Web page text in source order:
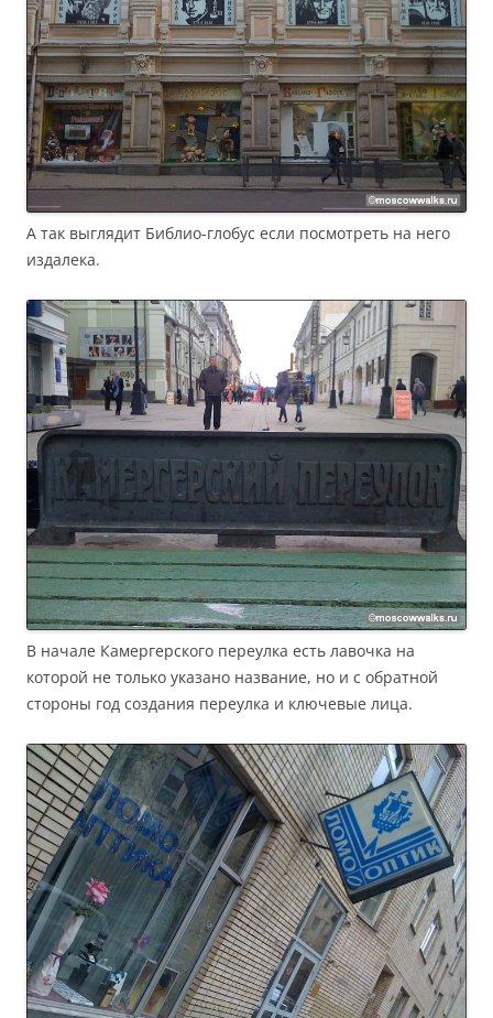
А так выглядит Библио-глобус если посмотреть на него
издалека.
В начале Камергерского переулка есть лавочка на
которой не только указано название, но и с обратной
стороны год создания переулка и ключевые лица.